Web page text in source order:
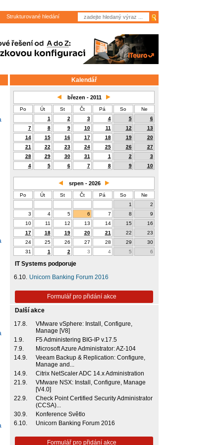
Strukturované hledání
Kalendář
březen - 2011
Po Út St Čt Pá So
Ne
1
2 3 4 5
6
7
8 9 10 11 12
13
14
15 16 17 18 19
20
21
22 23 24 25 26
27
28
29 30 31 1 2
3
4
5 6 7 8 9 10
srpen - 2026
Po Út St Čt Pá So
Ne
1
2
3
4 5 6 7 8
9
10
11 12 13 14 15
16
17
18 19 20 21 22
23
24
25 26 27 28 29
30
31
1 2 3 4 5 6
IT Systems podporuje
6.10. Unicorn Banking Forum 2016
Formulář pro přidání akce
Další akce
17.8.
VMware vSphere: Install, Configure,
Manage [V8]
1.9.
F5 Administering BIG-IP v.17.5
7.9.
Microsoft Azure Administrator: AZ-104
14.9.
Veeam Backup & Replication: Configure,
Manage and...
14.9.
Citrix NetScaler ADC 14.x Administration
21.9.
VMware NSX: Install, Configure, Manage
[V4.0]
22.9.
Check Point Certified Security Administrator
(CCSA)...
30.9.
Konference Světlo
6.10.
Unicorn Banking Forum 2016
Formulář pro přidání akce